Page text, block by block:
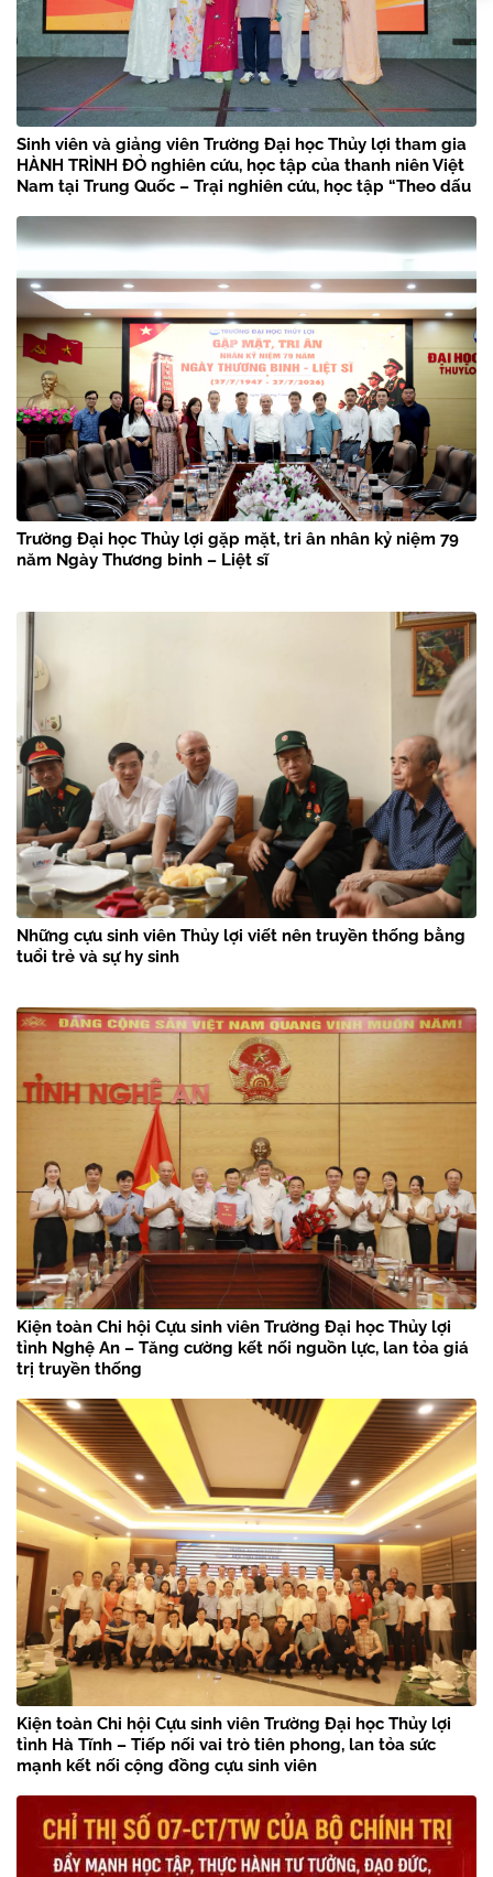
Sinh viên và giảng viên Trường Đại học Thủy lợi tham gia
HÀNH TRÌNH ĐỎ nghiên cứu, học tập của thanh niên Việt
Nam tại Trung Quốc – Trại nghiên cứu, học tập “Theo dấu
Trường Đại học Thủy lợi gặp mặt, tri ân nhân kỷ niệm 79
năm Ngày Thương binh – Liệt sĩ
Những cựu sinh viên Thủy lợi viết nên truyền thống bằng
tuổi trẻ và sự hy sinh
Kiện toàn Chi hội Cựu sinh viên Trường Đại học Thủy lợi
tỉnh Nghệ An – Tăng cường kết nối nguồn lực, lan tỏa giá
trị truyền thống
Kiện toàn Chi hội Cựu sinh viên Trường Đại học Thủy lợi
tỉnh Hà Tĩnh – Tiếp nối vai trò tiên phong, lan tỏa sức
mạnh kết nối cộng đồng cựu sinh viên